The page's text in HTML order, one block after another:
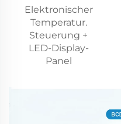
Elektronischer
Temperatur.
Steuerung +
LED-Display-
Panel